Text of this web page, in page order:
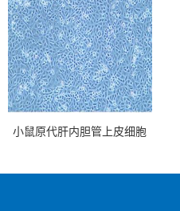
小鼠原代肝内胆管上皮细胞